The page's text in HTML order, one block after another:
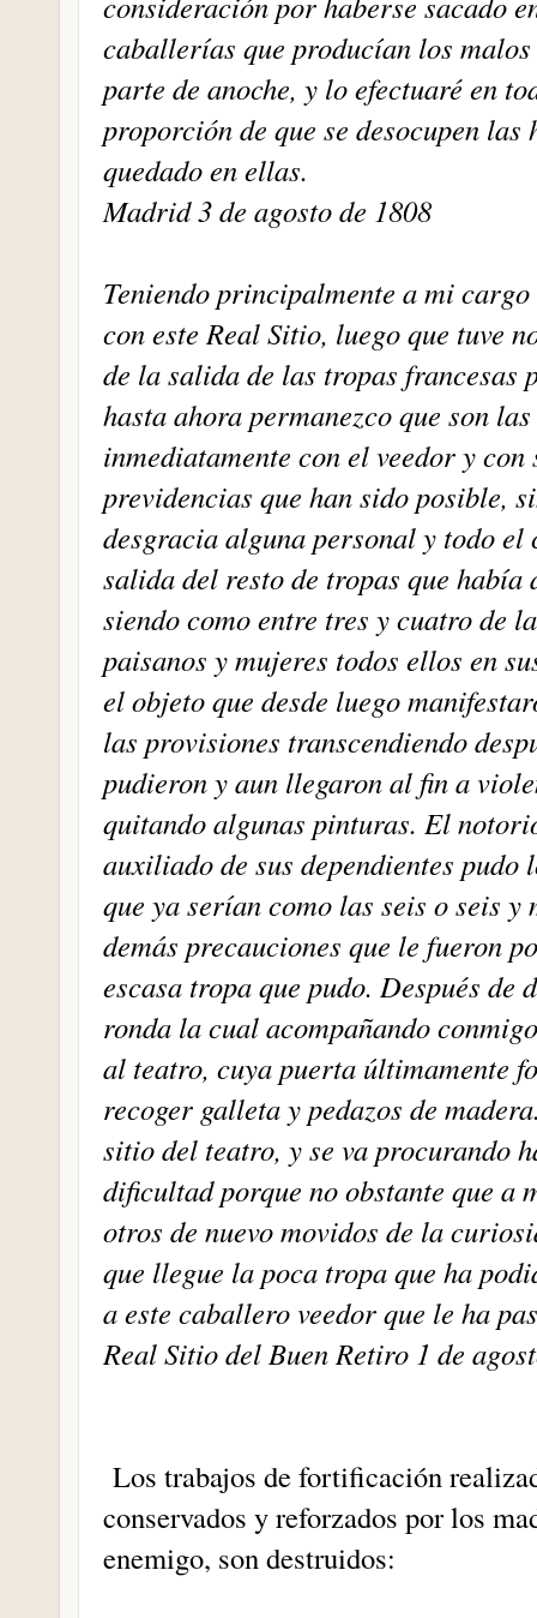
caballerías que producían los
parte de anoche, y lo efectuaré en
proporción de que se desocupen
quedado en ellas.
Madrid 3 de agosto de 1808
Teniendo principalmente a mi
con este Real Sitio, luego que tuve
de la salida de las tropas francesas
hasta ahora permanezco que son
inmediatamente con el veedor y
previdencias que han sido posible,
desgracia alguna personal y todo el
salida del resto de tropas que había
siendo como entre tres y cuatro de
paisanos y mujeres todos ellos en
el objeto que desde luego
las provisiones transcendiendo
pudieron y aun llegaron al fin a
quitando algunas pinturas. El
auxiliado de sus dependientes
que ya serían como las seis o seis
demás precauciones que le fueron
escasa tropa que pudo. Después de
ronda la cual acompañando
al teatro, cuya puerta últimamente
recoger galleta y pedazos de
sitio del teatro, y se va procurando
dificultad porque no obstante que a
otros de nuevo movidos de la
que llegue la poca tropa que ha
a este caballero veedor que le ha
Real Sitio del Buen Retiro 1 de
Los trabajos de fortificación
conservados y reforzados por los
enemigo, son destruidos: